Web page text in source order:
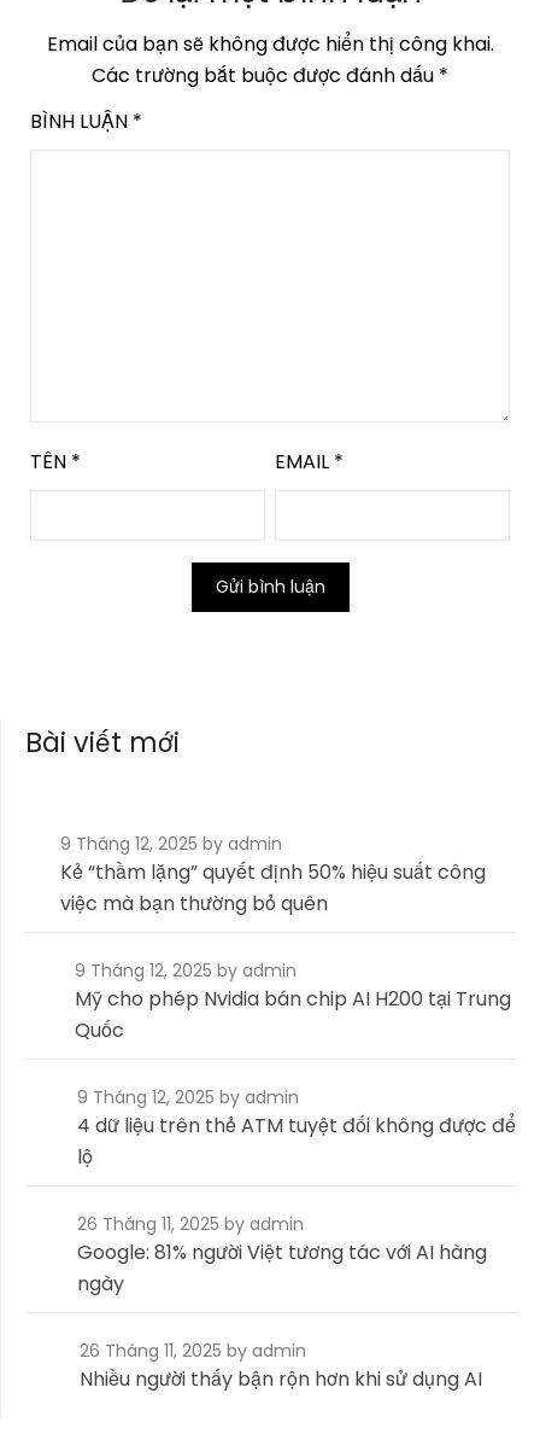
Email của bạn sẽ không được hiển thị công khai.
Các trường bắt buộc được đánh dấu *
BÌNH LUẬN *
TÊN * EMAIL *
Bài viết mới
9 Tháng 12, 2025by admin
Kẻ “thầm lặng” quyết định 50% hiệu suất công
việc mà bạn thường bỏ quên
9 Tháng 12, 2025 by admin
Mỹ cho phép Nvidia bán chip AI H200 tại Trung
Quốc
9 Tháng 12, 2025 by admin
4 dữ liệu trên thẻ ATM tuyệt đối không được để
lộ
26 Tháng 11, 2025 by admin
Google: 81% người Việt tương tác với AI hàng
ngày
26 Tháng 11, 2025 by admin
Nhiều người thấy bận rộn hơn khi sử dụng AI